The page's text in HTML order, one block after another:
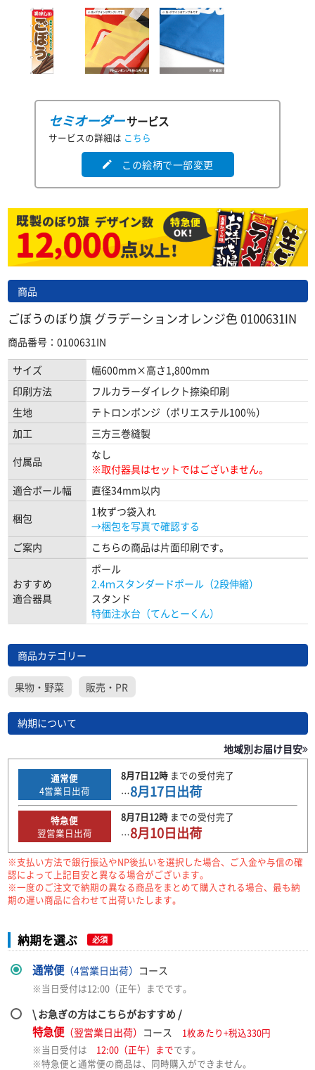
セミオーダーサービス
サービスの詳細は こちら
edit この絵柄で一部変更
商品
ごぼうのぼり旗 グラデーションオレンジ色 0100631IN
商品番号：0100631IN
サイズ
幅600mm×高さ1,800mm
印刷方法
フルカラーダイレクト捺染印刷
生地
テトロンポンジ（ポリエステル100％）
加工
三方三巻縫製
付属品
なし
※取付器具はセットではございません。
適合ポール幅
直径34mm以内
梱包
1枚ずつ袋入れ
→梱包を写真で確認する
ご案内
こちらの商品は片面印刷です。
おすすめ
適合器具
ポール
2.4ｍスタンダードポール（2段伸縮）
スタンド
特価注水台（てんとーくん）
商品カテゴリー
果物・野菜 販売・PR
納期について
地域別お届け目安
通常便
4営業日出荷
8月7日12時までの受付完了
…8月17日出荷
特急便
翌営業日出荷
8月7日12時までの受付完了
…8月10日出荷
※支払い方法で銀行振込やNP後払いを選択した場合、ご入金や与信の確
認によって上記目安と異なる場合がございます。
※一度のご注文で納期の異なる商品をまとめて購入される場合、最も納
期の遅い商品に合わせて出荷いたします。
納期を選ぶ 必須
通常便（4営業日出荷） コース
※当日受付は12:00（正午）までです。
\ お急ぎの方はこちらがおすすめ /
特急便（翌営業日出荷） コース
1枚あたり+税込330円
※当日受付は 12:00（正午）までです。
※特急便と通常便の商品は、同時購入ができません。